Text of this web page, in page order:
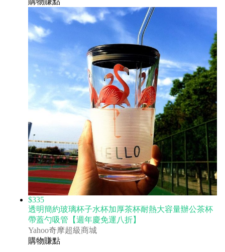
$335
透明簡約玻璃杯子水杯加厚茶杯耐熱大容量辦公茶杯
帶蓋勺吸管【週年慶免運八折】
Yahoo奇摩超級商城
購物賺點